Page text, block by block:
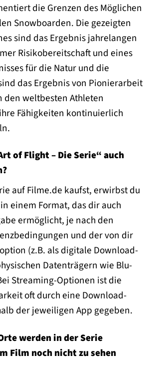
die Grenzen des Möglichen
Snowboarden. Die gezeigten
sind das Ergebnis jahrelangen
Risikobereitschaft und eines
für die Natur und die
das Ergebnis von Pionierarbeit
den weltbesten Athleten
Fähigkeiten kontinuierlich
of Flight – Die Serie“ auch
auf Filme.de kaufst, erwirbst du
einem Format, das dir auch
ermöglicht, je nach den
und der von dir
(z.B. als digitale Download-
Datenträgern wie Blu-
Streaming-Optionen ist die
oft durch eine Download-
der jeweiligen App gegeben.
werden in der Serie
Film noch nicht zu sehen